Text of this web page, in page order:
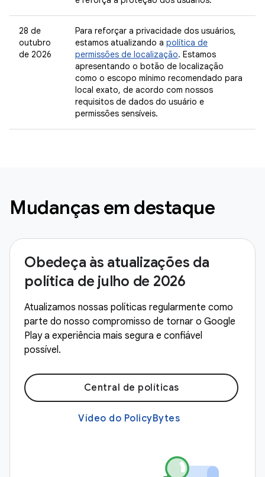
28 de
outubro
de 2026
Para reforçar a privacidade dos usuários,
estamos atualizando a política de
permissões de localização. Estamos
apresentando o botão de localização
como o escopo mínimo recomendado para
local exato, de acordo com nossos
requisitos de dados do usuário e
permissões sensíveis.
Mudanças em destaque
Obedeça às atualizações da
política de julho de 2026
Atualizamos nossas políticas regularmente como
parte do nosso compromisso de tornar o Google
Play a experiência mais segura e confiável
possível.
Central de políticas
Vídeo do PolicyBytes